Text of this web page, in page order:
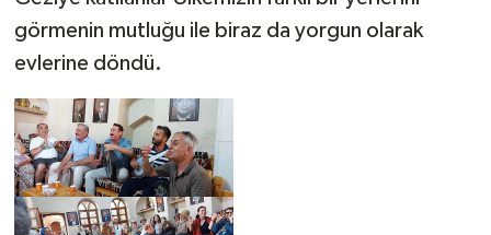
görmenin mutluğu ile biraz da yorgun olarak
evlerine döndü.